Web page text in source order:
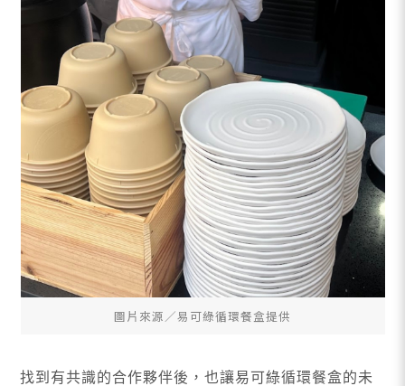
圖片來源∕易可綠循環餐盒提供
找到有共識的合作夥伴後，也讓易可綠循環餐盒的未